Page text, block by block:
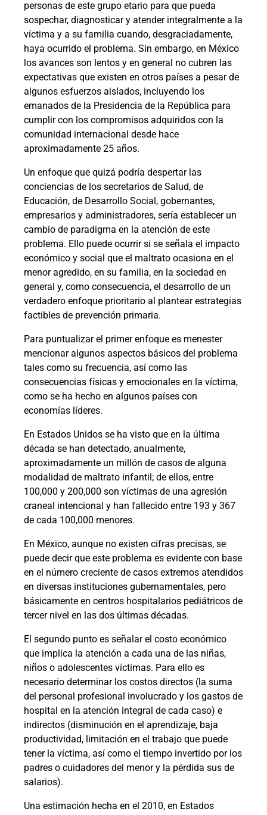
personas de este grupo etario para que pueda
sospechar, diagnosticar y atender integralmente a la
víctima y a su familia cuando, desgraciadamente,
haya ocurrido el problema. Sin embargo, en México
los avances son lentos y en general no cubren las
expectativas que existen en otros países a pesar de
algunos esfuerzos aislados, incluyendo los
emanados de la Presidencia de la República para
cumplir con los compromisos adquiridos con la
comunidad internacional desde hace
aproximadamente 25 años.
Un enfoque que quizá podría despertar las
conciencias de los secretarios de Salud, de
Educación, de Desarrollo Social, gobernantes,
empresarios y administradores, sería establecer un
cambio de paradigma en la atención de este
problema. Ello puede ocurrir si se señala el impacto
económico y social que el maltrato ocasiona en el
menor agredido, en su familia, en la sociedad en
general y, como consecuencia, el desarrollo de un
verdadero enfoque prioritario al plantear estrategias
factibles de prevención primaria.
Para puntualizar el primer enfoque es menester
mencionar algunos aspectos básicos del problema
tales como su frecuencia, así como las
consecuencias físicas y emocionales en la víctima,
como se ha hecho en algunos países con
economías líderes.
En Estados Unidos se ha visto que en la última
década se han detectado, anualmente,
aproximadamente un millón de casos de alguna
modalidad de maltrato infantil; de ellos, entre
100,000 y 200,000 son víctimas de una agresión
craneal intencional y han fallecido entre 193 y 367
de cada 100,000 menores.
En México, aunque no existen cifras precisas, se
puede decir que este problema es evidente con base
en el número creciente de casos extremos atendidos
en diversas instituciones gubernamentales, pero
básicamente en centros hospitalarios pediátricos de
tercer nivel en las dos últimas décadas.
El segundo punto es señalar el costo económico
que implica la atención a cada una de las niñas,
niños o adolescentes víctimas. Para ello es
necesario determinar los costos directos (la suma
del personal profesional involucrado y los gastos de
hospital en la atención integral de cada caso) e
indirectos (disminución en el aprendizaje, baja
productividad, limitación en el trabajo que puede
tener la víctima, así como el tiempo invertido por los
padres o cuidadores del menor y la pérdida sus de
salarios).
Una estimación hecha en el 2010, en Estados